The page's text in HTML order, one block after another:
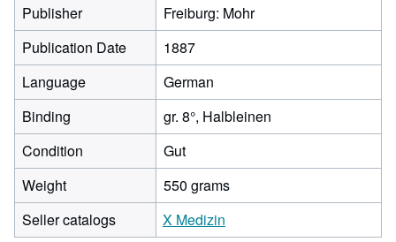
Publisher
Freiburg: Mohr
Publication Date
1887
Language
German
Binding
gr. 8°, Halbleinen
Condition
Gut
Weight
550 grams
Seller catalogs
X Medizin